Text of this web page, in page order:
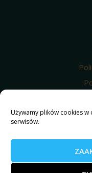
Używamy plików cookies w
serwisów.